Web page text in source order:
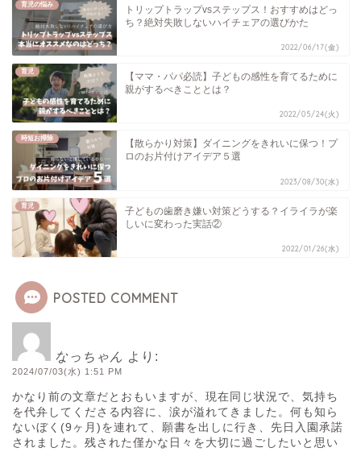
育児の悩み
トリップトラップvsステップス！おすすめはどっ
ち？絶対失敗しないハイチェアの選びかた
2022/06/17(金)
育児
【ママ・パパ必読】子どもの感性を育てるために
親がするべきこととは？
2022/05/24(火)
時短お掃除
【散らかり対策】ダイニングをきれいに保つ！プ
ロのお片付けアイデア５選
2023/08/30(水)
育児
子どもの歯磨き嫌い対策どうする？イライラが楽
しいに変わった実話②
2022/01/26(水)
POSTED COMMENT
なっちゃん より:
2024/07/03(水) 1:51 PM
かなり前の文章だとおもいますが、現在同じ状況で、気持ち
を代弁してくださる内容に、涙が溢れてきました。何も知ら
ないぼく(9ヶ月)を連れて、願書を出しに行き、先日入園承諾
されました。残された僅かな日々を大切に過ごしたいと思い